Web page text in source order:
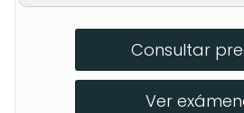
Lecciones privadas
Entrenamiento
Consultar
Ver